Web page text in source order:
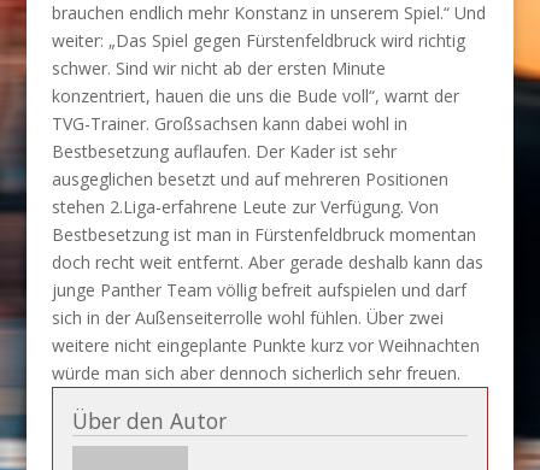
brauchen endlich mehr Konstanz in unserem Spiel.“ Und
weiter: „Das Spiel gegen Fürstenfeldbruck wird richtig
schwer. Sind wir nicht ab der ersten Minute
konzentriert, hauen die uns die Bude voll“, warnt der
TVG-Trainer. Großsachsen kann dabei wohl in
Bestbesetzung auflaufen. Der Kader ist sehr
ausgeglichen besetzt und auf mehreren Positionen
stehen 2.Liga-erfahrene Leute zur Verfügung. Von
Bestbesetzung ist man in Fürstenfeldbruck momentan
doch recht weit entfernt. Aber gerade deshalb kann das
junge Panther Team völlig befreit aufspielen und darf
sich in der Außenseiterrolle wohl fühlen. Über zwei
weitere nicht eingeplante Punkte kurz vor Weihnachten
würde man sich aber dennoch sicherlich sehr freuen.
Über den Autor